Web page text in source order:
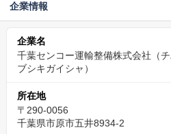
企業情報
企業名
千葉センコー運輸整備株式会社（
ブシキガイシャ）
所在地
〒290-0056
千葉県市原市五井8934-2